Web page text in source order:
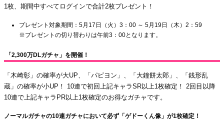
1枚、期間中すべてログインで合計2枚プレゼント！
プレゼント対象期間：5月17日（火）3：00 ～ 5月19日（木）2：59
※プレゼントの切り替わりは午前3：00となります。
「2,300万DLガチャ」を開催！
「木崎彰」の確率が大UP、「パピヨン」、「大鐘餅太郎」、「銭形乱
蔵」の確率が小UP！ 10連で初回上記キャラSR以上1枚確定！ 2回目以降
10連で上記キャラPR以上1枚確定のお得なガチャです。
ノーマルガチャの10連ガチャにおいて必ず「ゲドーくん像」が1枚確定！